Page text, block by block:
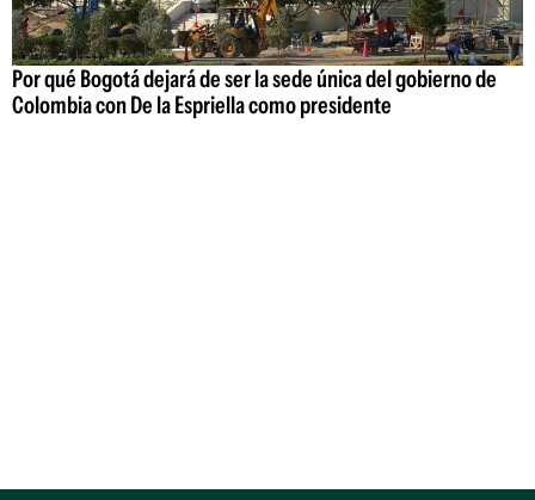
Por qué Bogotá dejará de ser la sede única del gobierno de
Colombia con De la Espriella como presidente